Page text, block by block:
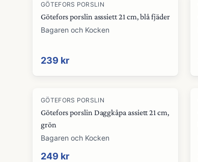
GÖTEFORS PORSLIN
Götefors porslin asssiett 21 cm, blå fjäder
Bagaren och Kocken
239 kr
GÖTEFORS PORSLIN
Götefors porslin Daggkåpa assiett 21 cm,
grön
Bagaren och Kocken
249 kr